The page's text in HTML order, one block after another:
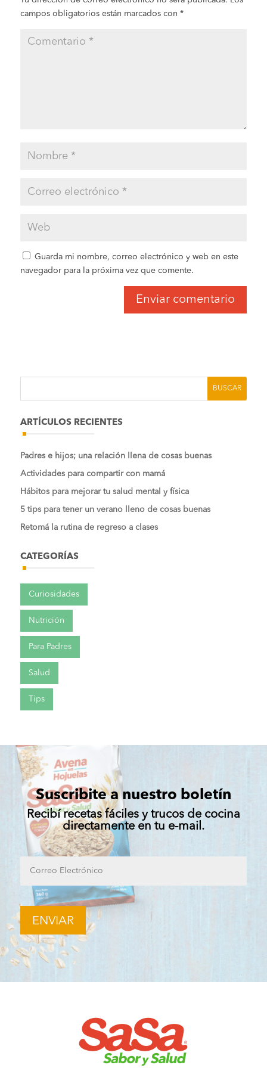
campos obligatorios están marcados con *
Guarda mi nombre, correo electrónico y web en este
navegador para la próxima vez que comente.
ARTÍCULOS RECIENTES
Padres e hijos; una relación llena de cosas buenas
Actividades para compartir con mamá
Hábitos para mejorar tu salud mental y física
5 tips para tener un verano lleno de cosas buenas
Retomá la rutina de regreso a clases
CATEGORÍAS
Curiosidades
Nutrición
Para Padres
Salud
Tips
Suscribite a nuestro boletín
Recibí recetas fáciles y trucos de cocina
directamente en tu e-mail.